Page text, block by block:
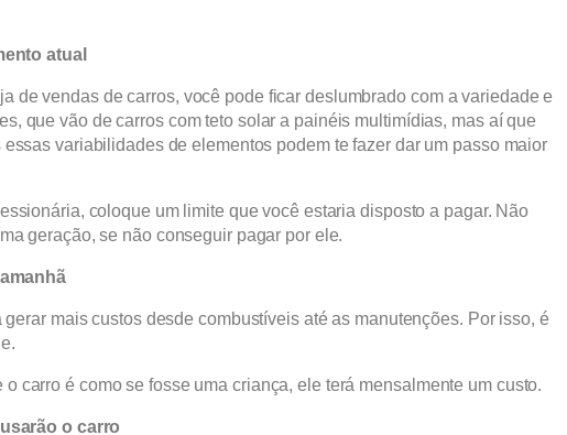
atual
de vendas de carros, você pode ficar deslumbrado com a variedade e
que vão de carros com teto solar a painéis multimídias, mas aí que
variabilidades de elementos podem te fazer dar um passo maior
coloque um limite que você estaria disposto a pagar. Não
geração, se não conseguir pagar por ele.
mais custos desde combustíveis até as manutenções. Por isso, é
carro é como se fosse uma criança, ele terá mensalmente um custo.
o carro